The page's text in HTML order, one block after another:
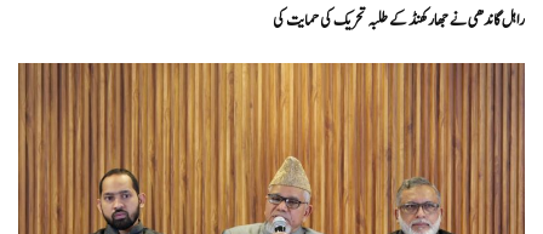
راہل گاندھی نے جھارکھنڈ کے طلبہ تحریک کی حمایت کی